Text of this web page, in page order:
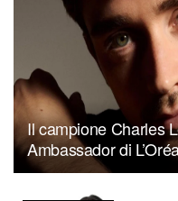
Il campione Charles
Ambassador di